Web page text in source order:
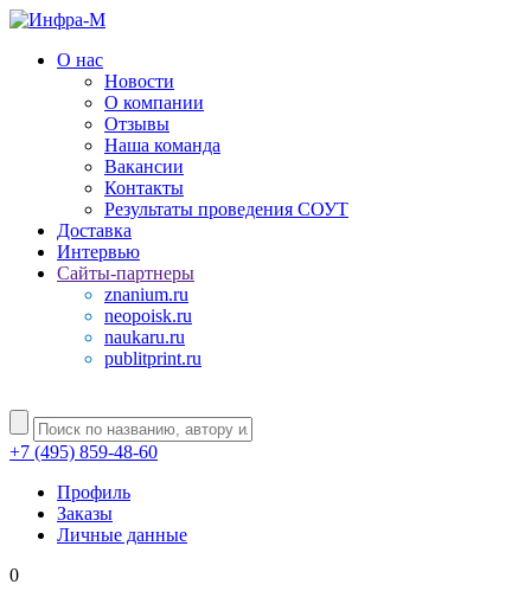
О нас
Новости
О компании
Отзывы
Наша команда
Вакансии
Контакты
Результаты проведения СОУТ
Доставка
Интервью
Сайты-партнеры
znanium.ru
neopoisk.ru
naukaru.ru
publitprint.ru
+7 (495) 859-48-60
Профиль
Заказы
Личные данные
0